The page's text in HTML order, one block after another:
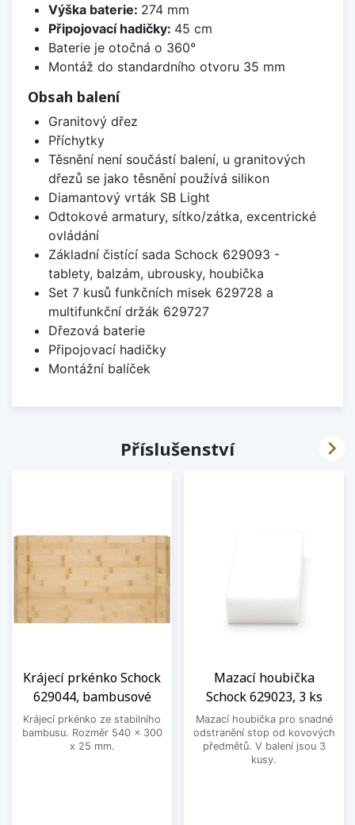
Výška baterie: 274 mm
Připojovací hadičky: 45 cm
Baterie je otočná o 360°
Montáž do standardního otvoru 35 mm
Obsah balení
Granitový dřez
Příchytky
Těsnění není součástí balení, u granitových
dřezů se jako těsnění používá silikon
Diamantový vrták SB Light
Odtokové armatury, sítko/zátka, excentrické
ovládání
Základní čistící sada Schock 629093 -
tablety, balzám, ubrousky, houbička
Set 7 kusů funkčních misek 629728 a
multifunkční držák 629727
Dřezová baterie
Připojovací hadičky
Montážní balíček
Příslušenství
Krájecí prkénko Schock
629044, bambusové
Krájecí prkénko ze stabilního
bambusu. Rozměr 540 x 300
x 25 mm.
Mazací houbička
Schock 629023, 3 ks
Mazací houbička pro snadné
odstranění stop od kovových
předmětů. V balení jsou 3
kusy.
